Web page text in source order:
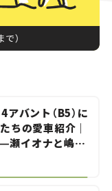
）
バント（B5）に
ちの愛車紹介｜
瀬イオナと嶋田
ざっくばらんば